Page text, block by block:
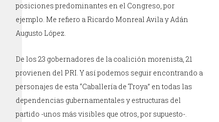
posiciones predominantes en el Congreso, por
ejemplo. Me refiero a Ricardo Monreal Avila y Adán
Augusto López.
De los 23 gobernadores de la coalición morenista, 21
provienen del PRI. Y así podemos seguir encontrando a
personajes de esta “Caballería de Troya” en todas las
dependencias gubernamentales y estructuras del
partido -unos más visibles que otros, por supuesto-.